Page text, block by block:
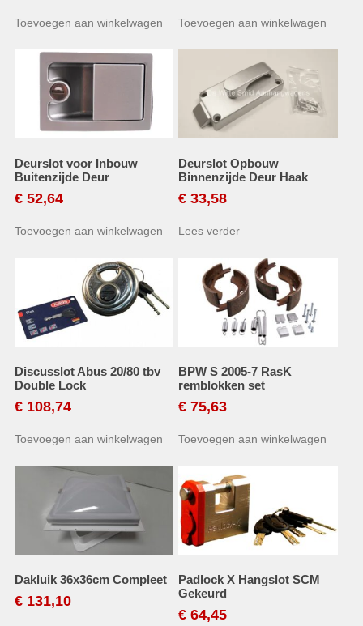
Toevoegen aan winkelwagen Toevoegen aan winkelwagen
Deurslot voor Inbouw
Buitenzijde Deur
€ 52,64
Toevoegen aan winkelwagen
Deurslot Opbouw
Binnenzijde Deur Haak
€ 33,58
Lees verder
Discusslot Abus 20/80 tbv
Double Lock
€ 108,74
Toevoegen aan winkelwagen
BPW S 2005-7 RasK
remblokken set
€ 75,63
Toevoegen aan winkelwagen
Dakluik 36x36cm Compleet
€ 131,10
Padlock X Hangslot SCM
Gekeurd
€ 64,45